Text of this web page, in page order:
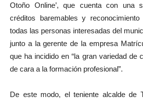
Otoño Online’, que cuenta con una
créditos baremables y
todas las personas interesadas del
junto a la gerente de la empresa
que ha incidido en “la gran variedad de
de cara a la formación profesional”.
De este modo, el teniente alcalde de